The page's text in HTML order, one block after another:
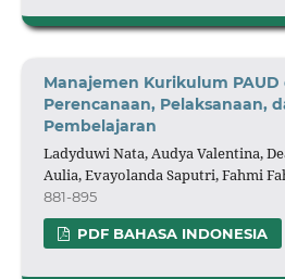
Manajemen Kurikulum PAUD
Perencanaan, Pelaksanaan,
Pembelajaran
Ladyduwi Nata, Audya Valentina,
Aulia, Evayolanda Saputri, Fahmi
881-895
PDF BAHASA INDONESIA